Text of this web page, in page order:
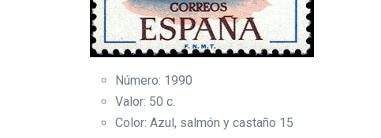
Número: 1990
Valor: 50 c.
Color: Azul, salmón y castaño 15